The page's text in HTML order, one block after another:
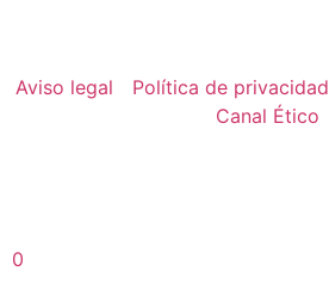
Aviso legal Política de privacidad
Canal Ético
0